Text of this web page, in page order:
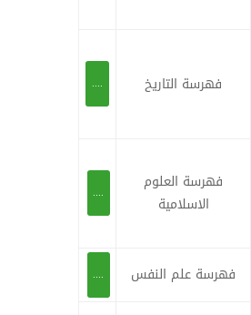
فهرسة التاريخ ....
فهرسة العلوم
الاسلامية
....
فهرسة علم النفس ....